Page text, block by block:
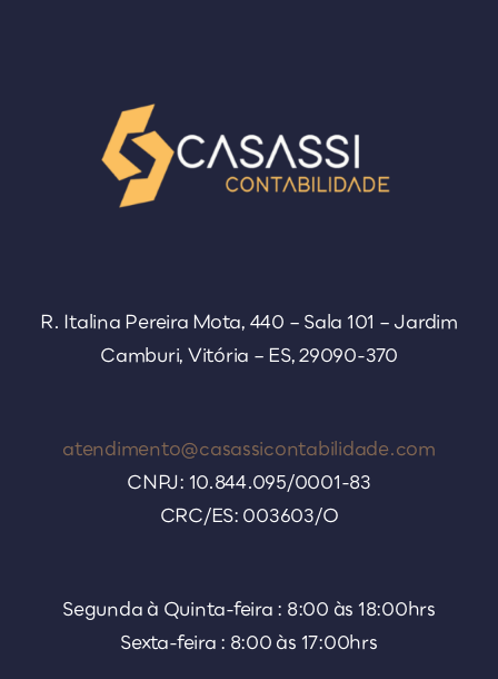
R. Italina Pereira Mota, 440 – Sala 101 – Jardim
Camburi, Vitória – ES, 29090-370
atendimento@casassicontabilidade.com
CNPJ: 10.844.095/0001-83
CRC/ES: 003603/O
Segunda à Quinta-feira : 8:00 às 18:00hrs
Sexta-feira : 8:00 às 17:00hrs